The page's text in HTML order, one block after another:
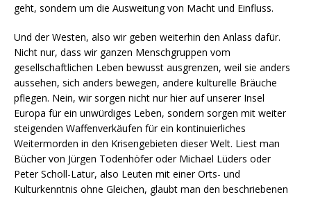
geht, sondern um die Ausweitung von Macht und Einfluss.
Und der Westen, also wir geben weiterhin den Anlass dafür.
Nicht nur, dass wir ganzen Menschgruppen vom
gesellschaftlichen Leben bewusst ausgrenzen, weil sie anders
aussehen, sich anders bewegen, andere kulturelle Bräuche
pflegen. Nein, wir sorgen nicht nur hier auf unserer Insel
Europa für ein unwürdiges Leben, sondern sorgen mit weiter
steigenden Waffenverkäufen für ein kontinuierliches
Weitermorden in den Krisengebieten dieser Welt. Liest man
Bücher von Jürgen Todenhöfer oder Michael Lüders oder
Peter Scholl-Latur, also Leuten mit einer Orts- und
Kulturkenntnis ohne Gleichen, glaubt man den beschriebenen